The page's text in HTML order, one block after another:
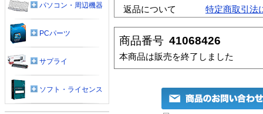
返品について
特定商取引法
商品番号 41068426
本商品は販売を終了しました
パソコン・周辺機器
PCパーツ
サプライ
ソフト・ライセンス